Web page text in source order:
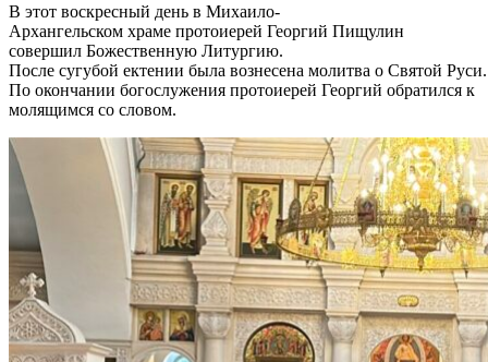
В этот воскресный день в Михаило-
Архангельском храме протоиерей Георгий Пищулин
совершил Божественную Литургию.
После сугубой ектении была вознесена молитва о Святой Руси.
По окончании богослужения протоиерей Георгий обратился к
молящимся со словом.